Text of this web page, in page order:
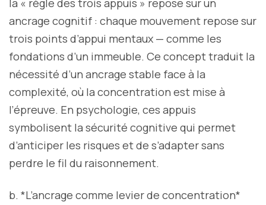
la « règle des trois appuis » repose sur un
ancrage cognitif : chaque mouvement repose sur
trois points d’appui mentaux — comme les
fondations d’un immeuble. Ce concept traduit la
nécessité d’un ancrage stable face à la
complexité, où la concentration est mise à
l’épreuve. En psychologie, ces appuis
symbolisent la sécurité cognitive qui permet
d’anticiper les risques et de s’adapter sans
perdre le fil du raisonnement.
b. *L’ancrage comme levier de concentration*